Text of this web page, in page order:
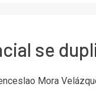
se
Mora